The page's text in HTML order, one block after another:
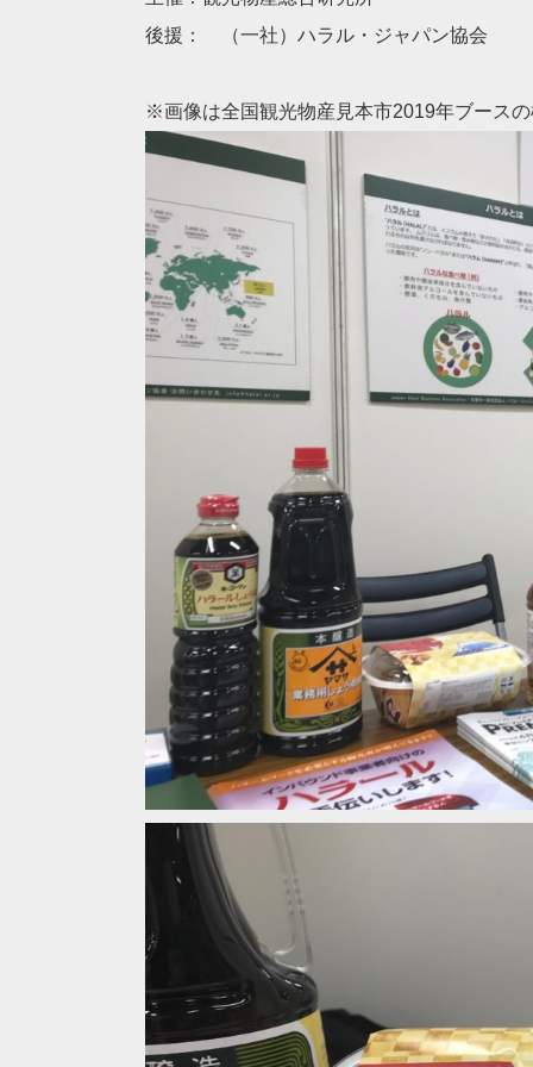
後援： （一社）ハラル・ジャパン協会
※画像は全国観光物産見本市2019年ブース